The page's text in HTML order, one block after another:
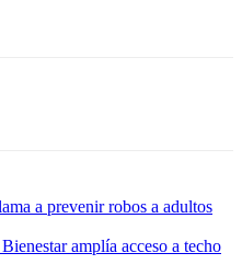
a prevenir robos a adultos
amplía acceso a techo